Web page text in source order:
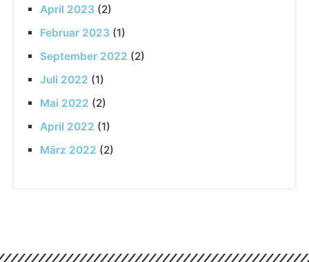
April 2023 (2)
Februar 2023 (1)
September 2022 (2)
Juli 2022 (1)
Mai 2022 (2)
April 2022 (1)
März 2022 (2)